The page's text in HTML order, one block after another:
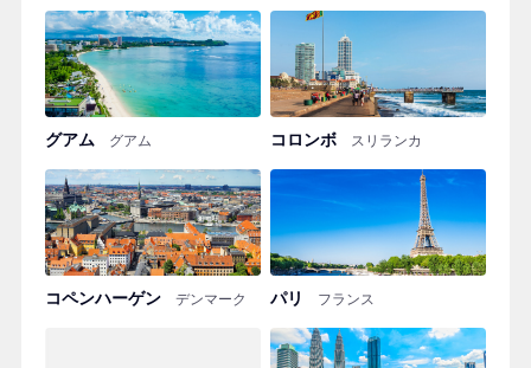
グアム グアム コロンボ スリランカ
コペンハーゲン デンマーク パリ フランス